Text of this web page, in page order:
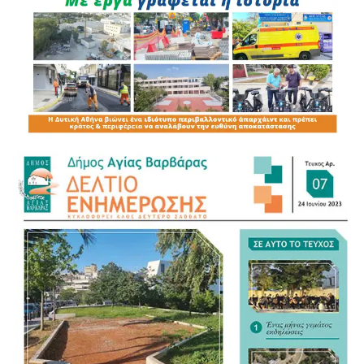
Σπούδασε νομικά στο Πανεπιστήμιο Αθηνών και στη
συνέχεια στο Πανεπιστήμιο του Φράιμπουργκ της τότε
Δυτικής Γερμανίας, με ειδίκευση στο Εταιρικό Δίκαιο. Με
την επιστροφή του στην Αθήνα άρχισε να δικηγορεί και το
1960 αναγορεύτηκε διδάκτωρ της Νομικής Σχολής του
Πανεπιστημίου Αθηνών, κατόπιν εισηγήσεως του
καθηγητή Κωνσταντίνου Ρόκα. Την εποχή εκείνη
πατέρα του Μιλτιάδη Βαρβιτσιώτη, που είχε διατελέσει
βουλευτής του Λαϊκού Κόμματος, ο οποίος και του
ανέθεσε να συντάξει σχετικές εισηγήσεις προς
κυβερνητικούς παράγοντες, ενώ λίγο αργότερα τον ορίζει
υποψήφιο βουλευτή της ΕΡΕ στη Β΄ Περιφέρεια Αθηνών.
Στις εκλογές του 1961 εξελέγη βουλευτής, επανεκλεγείς
και στις εκλογές του 1963, του 1964 και στις υπόλοιπες
που ακολούθησαν (στη Β΄ Αθηνών από το 1974 ως και το
1996 και Επικρατείας το 2000).